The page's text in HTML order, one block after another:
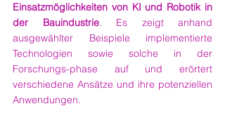
Einsatzmöglichkeiten von KI und Robotik in
der Bauindustrie. Es zeigt anhand
ausgewählter Beispiele implementierte
Technologien sowie solche in der
Forschungs-phase auf und erörtert
verschiedene Ansätze und ihre potenziellen
Anwendungen.